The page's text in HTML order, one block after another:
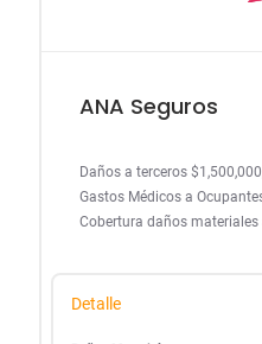
ANA Seguros
Daños a terceros
Gastos Médicos a
Cobertura daños
Detalle